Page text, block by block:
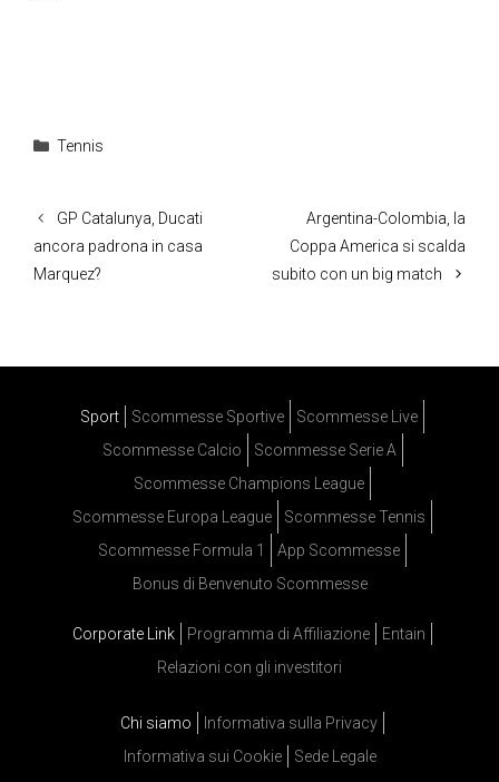
Categorie
Tennis
GP Catalunya, Ducati
ancora padrona in casa
Marquez?
Argentina-Colombia, la
Coppa America si scalda
subito con un big match
Sport Scommesse Sportive
Scommesse Live
Scommesse Calcio
Scommesse Serie A
Scommesse Champions League
Scommesse Europa League
Scommesse Tennis
Scommesse Formula 1
App Scommesse
Bonus di Benvenuto Scommesse
Corporate Link Programma di Affiliazione
Entain
Relazioni con gli investitori
Chi siamo
Informativa sulla Privacy
Informativa sui Cookie
Sede Legale